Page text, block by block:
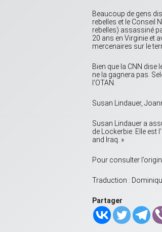
Beaucoup de gens
rebelles et le Conseil
rebelles) assassiné
20 ans en Virginie et
mercenaires sur le
Bien que la CNN dise
ne la gagnera pas.
l’OTAN.
Susan Lindauer,
Susan Lindauer a
de Lockerbie. Elle est
and Iraq. »
Pour consulter
Traduction :
Partager